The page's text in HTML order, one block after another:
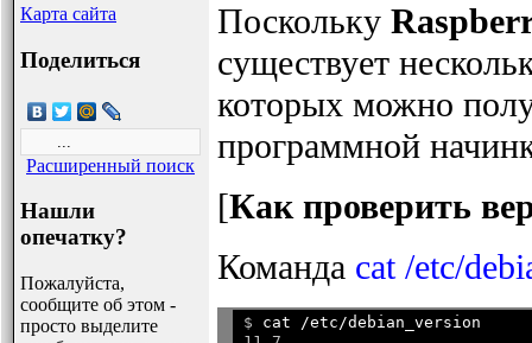
Карта сайта
Поделиться
Расширенный поиск
Нашли
опечатку?
Пожалуйста,
сообщите об этом -
просто выделите
Поскольку
существует
которых можно
программной
[Как проверить
Команда cat /etc/
$ cat /etc/debian_version